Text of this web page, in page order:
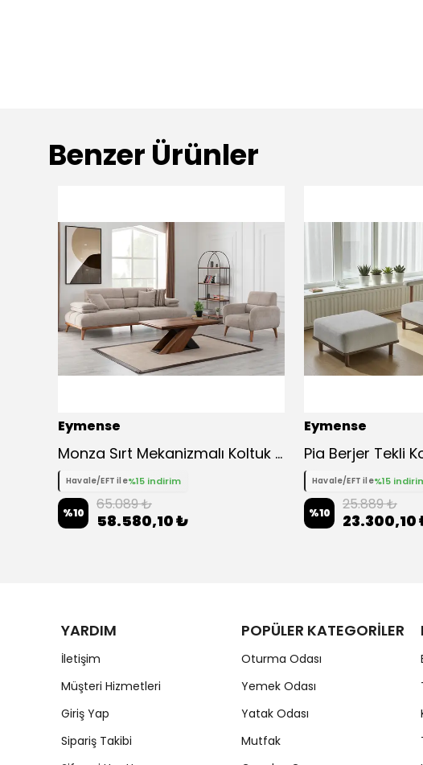
Benzer Ürünler
Eymense
Monza Sırt Mekanizmalı Koltuk Takımı 3+1 - Bej
Havale/EFT ile%15 indirim
%10 65.089 ₺
58.580,10 ₺
Eymense
Pia Berjer Tekli
Havale/EFT ile%15
%10 25.889 ₺
23.300,10
YARDIM
İletişim
Müşteri Hizmetleri
Giriş Yap
Sipariş Takibi
POPÜLER KATEGORİLER
Oturma Odası
Yemek Odası
Yatak Odası
Mutfak